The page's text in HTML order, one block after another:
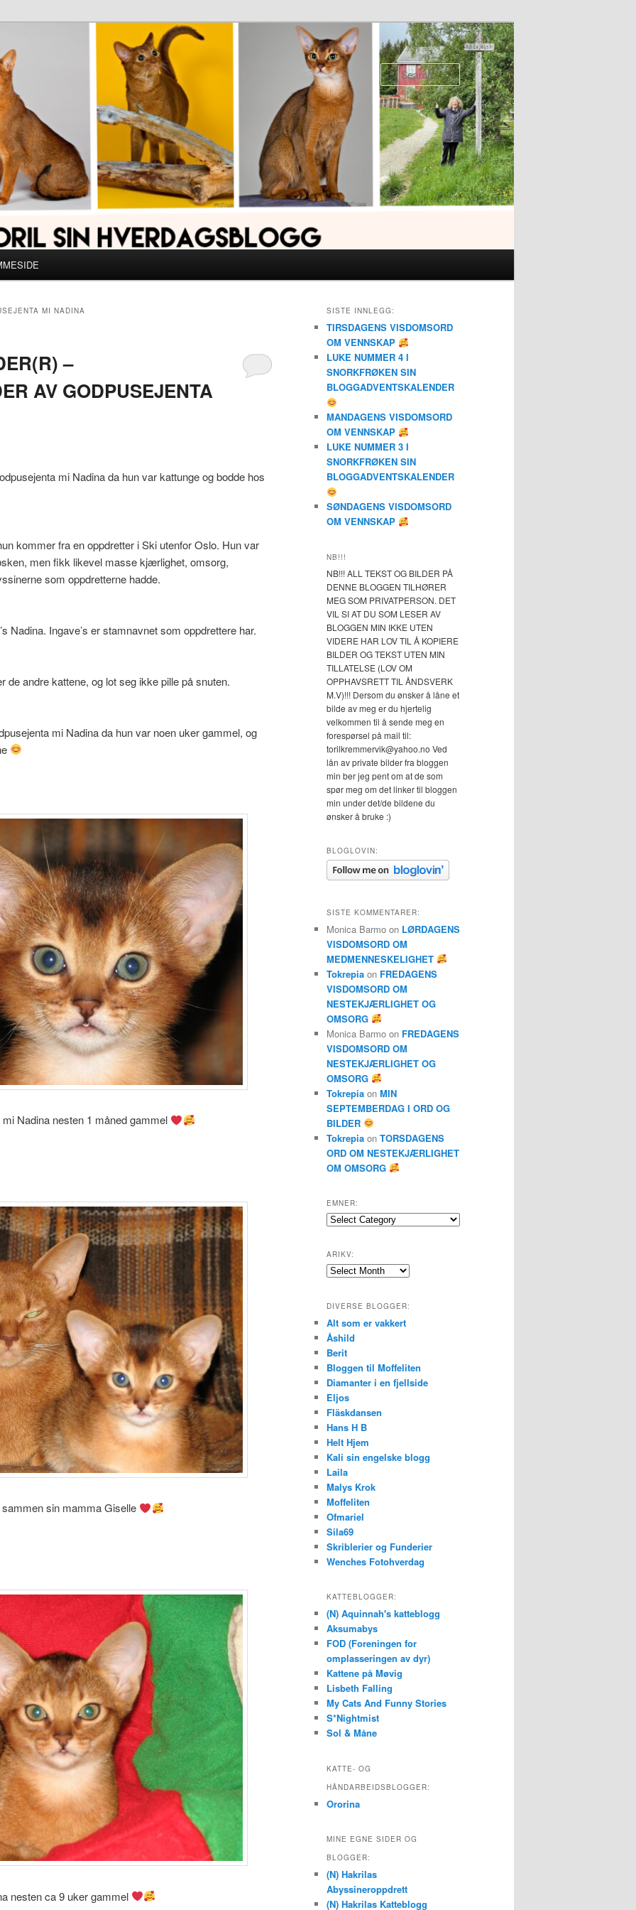
Search
MI NADINA
–
AV GODPUSEJENTA
mi Nadina da hun var kattunge og bodde hos
kommer fra en oppdretter i Ski utenfor Oslo. Hun var
men fikk likevel masse kjærlighet, omsorg,
som oppdretterne hadde.
Nadina. Ingave’s er stamnavnet som oppdrettere har.
de andre kattene, og lot seg ikke pille på snuten.
mi Nadina da hun var noen uker gammel, og
Nadina nesten 1 måned gammel
sammen sin mamma Giselle
nesten ca 9 uker gammel
SISTE INNLEGG:
TIRSDAGENS VISDOMSORD
OM VENNSKAP
LUKE NUMMER 4 I
SNORKFRØKEN SIN
BLOGGADVENTSKALENDER
MANDAGENS VISDOMSORD
OM VENNSKAP
LUKE NUMMER 3 I
SNORKFRØKEN SIN
BLOGGADVENTSKALENDER
SØNDAGENS VISDOMSORD
OM VENNSKAP
NB!!!
NB!!! ALL TEKST OG BILDER PÅ
DENNE BLOGGEN TILHØRER
MEG SOM PRIVATPERSON. DET
VIL SI AT DU SOM LESER AV
BLOGGEN MIN IKKE UTEN
VIDERE HAR LOV TIL Å KOPIERE
BILDER OG TEKST UTEN MIN
TILLATELSE (LOV OM
OPPHAVSRETT TIL ÅNDSVERK
M.V)!!! Dersom du ønsker å låne et
bilde av meg er du hjertelig
velkommen til å sende meg en
forespørsel på mail til:
torilkremmervik@yahoo.no Ved
lån av private bilder fra bloggen
min ber jeg pent om at de som
spør meg om det linker til bloggen
min under det/de bildene du
ønsker å bruke :)
BLOGLOVIN:
SISTE KOMMENTARER:
Monica Barmo on LØRDAGENS
VISDOMSORD OM
MEDMENNESKELIGHET
Tokrepia on FREDAGENS
VISDOMSORD OM
NESTEKJÆRLIGHET OG
OMSORG
Monica Barmo on FREDAGENS
VISDOMSORD OM
NESTEKJÆRLIGHET OG
OMSORG
Tokrepia on MIN
SEPTEMBERDAG I ORD OG
BILDER
Tokrepia on TORSDAGENS
ORD OM NESTEKJÆRLIGHET
OM OMSORG
EMNER:
Emner:
ARIKV:
Arikv:
DIVERSE BLOGGER:
Alt som er vakkert
Åshild
Berit
Bloggen til Moffeliten
Diamanter i en fjellside
Eljos
Fläskdansen
Hans H B
Helt Hjem
Kali sin engelske blogg
Laila
Malys Krok
Moffeliten
Ofmariel
Sila69
Skriblerier og Funderier
Wenches Fotohverdag
KATTEBLOGGER:
(N) Aquinnah's katteblogg
Aksumabys
FOD (Foreningen for
omplasseringen av dyr)
Kattene på Møvig
Lisbeth Falling
My Cats And Funny Stories
S*Nightmist
Sol & Måne
KATTE- OG
HÅNDARBEIDSBLOGGER:
Ororina
MINE EGNE SIDER OG
BLOGGER:
(N) Hakrilas
Abyssineroppdrett
(N) Hakrilas Katteblogg